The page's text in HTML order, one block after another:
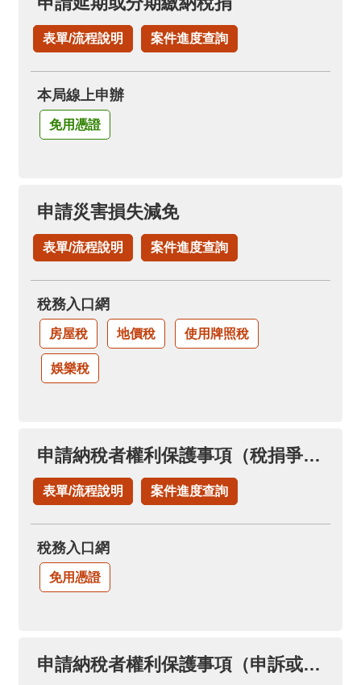
表單/流程說明 案件進度查詢
本局線上申辦
免用憑證
申請災害損失減免
表單/流程說明 案件進度查詢
稅務入口網
房屋稅 地價稅 使用牌照稅
娛樂稅
申請納稅者權利保護事項（稅捐爭議溝通協調案件）
表單/流程說明 案件進度查詢
稅務入口網
免用憑證
申請納稅者權利保護事項（申訴或陳情案件）